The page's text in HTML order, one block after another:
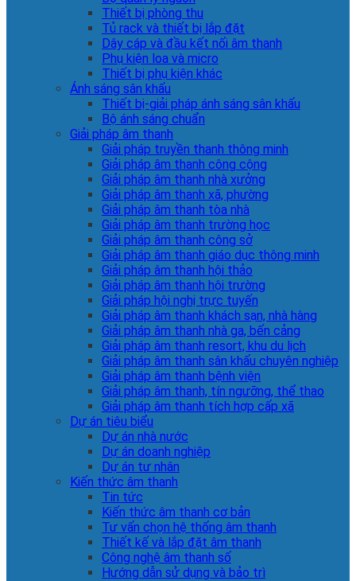
Thiết bị phòng thu
Tủ rack và thiết bị lắp đặt
Dây cáp và đầu kết nối âm thanh
Phụ kiện loa và micro
Thiết bị phụ kiện khác
Ánh sáng sân khấu
Thiết bị-giải pháp ánh sáng sân khấu
Bộ ánh sáng chuẩn
Giải pháp âm thanh
Giải pháp truyền thanh thông minh
Giải pháp âm thanh công cộng
Giải pháp âm thanh nhà xưởng
Giải pháp âm thanh xã, phường
Giải pháp âm thanh tòa nhà
Giải pháp âm thanh trường học
Giải pháp âm thanh công sở
Giải pháp âm thanh giáo dục thông minh
Giải pháp âm thanh hội thảo
Giải pháp âm thanh hội trường
Giải pháp hội nghị trực tuyến
Giải pháp âm thanh khách sạn, nhà hàng
Giải pháp âm thanh nhà ga, bến cảng
Giải pháp âm thanh resort, khu du lịch
Giải pháp âm thanh sân khấu chuyên nghiệp
Giải pháp âm thanh bệnh viện
Giải pháp âm thanh, tín ngưỡng, thể thao
Giải pháp âm thanh tích hợp cấp xã
Dự án tiêu biểu
Dự án nhà nước
Dự án doanh nghiệp
Dự án tư nhân
Kiến thức âm thanh
Tin tức
Kiến thức âm thanh cơ bản
Tư vấn chọn hệ thống âm thanh
Thiết kế và lắp đặt âm thanh
Công nghệ âm thanh số
Hướng dẫn sử dụng và bảo trì